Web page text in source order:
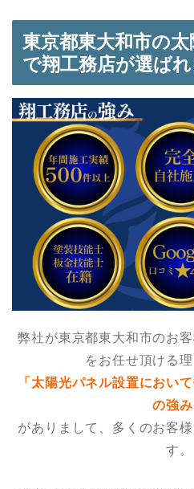
東京都東大和市の
で翔工務店が選ば
弊社が東京都東大和市のお
をお任せ頂ける理
「太陽光パネル設置におい
の強み
がありまして、多くのお客
す。